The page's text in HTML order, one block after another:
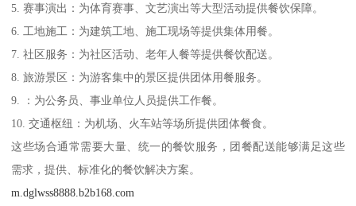
5. 赛事演出：为体育赛事、文艺演出等大型活动提供餐饮保障。
6. 工地施工：为建筑工地、施工现场等提供集体用餐。
7. 社区服务：为社区活动、老年人餐等提供餐饮配送。
8. 旅游景区：为游客集中的景区提供团体用餐服务。
9. ：为公务员、事业单位人员提供工作餐。
10. 交通枢纽：为机场、火车站等场所提供团体餐食。
这些场合通常需要大量、统一的餐饮服务，团餐配送能够满足这些
需求，提供、标准化的餐饮解决方案。
m.dglwss8888.b2b168.com